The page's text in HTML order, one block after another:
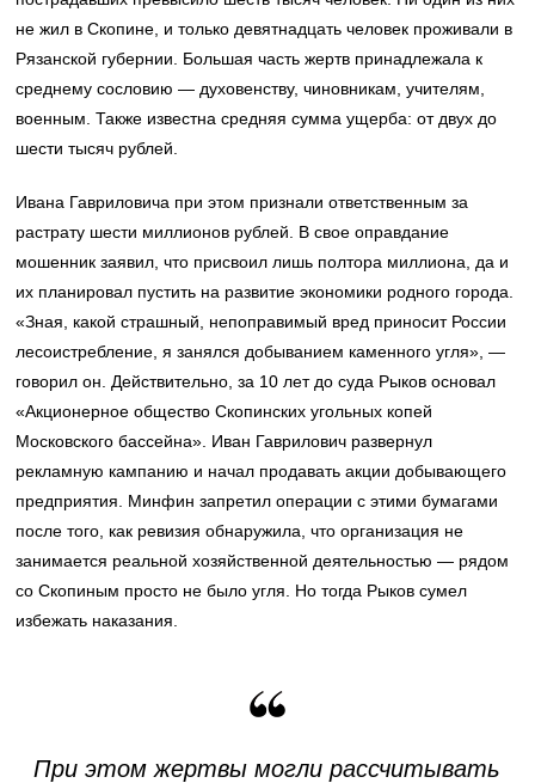
не жил в Скопине, и только девятнадцать человек проживали в
Рязанской губернии. Большая часть жертв принадлежала к
среднему сословию — духовенству, чиновникам, учителям,
военным. Также известна средняя сумма ущерба: от двух до
шести тысяч рублей.
Ивана Гавриловича при этом признали ответственным за
растрату шести миллионов рублей. В свое оправдание
мошенник заявил, что присвоил лишь полтора миллиона, да и
их планировал пустить на развитие экономики родного города.
«Зная, какой страшный, непоправимый вред приносит России
лесоистребление, я занялся добыванием каменного угля», —
говорил он. Действительно, за 10 лет до суда Рыков основал
«Акционерное общество Скопинских угольных копей
Московского бассейна». Иван Гаврилович развернул
рекламную кампанию и начал продавать акции добывающего
предприятия. Минфин запретил операции с этими бумагами
после того, как ревизия обнаружила, что организация не
занимается реальной хозяйственной деятельностью — рядом
со Скопиным просто не было угля. Но тогда Рыков сумел
избежать наказания.
При этом жертвы могли рассчитывать